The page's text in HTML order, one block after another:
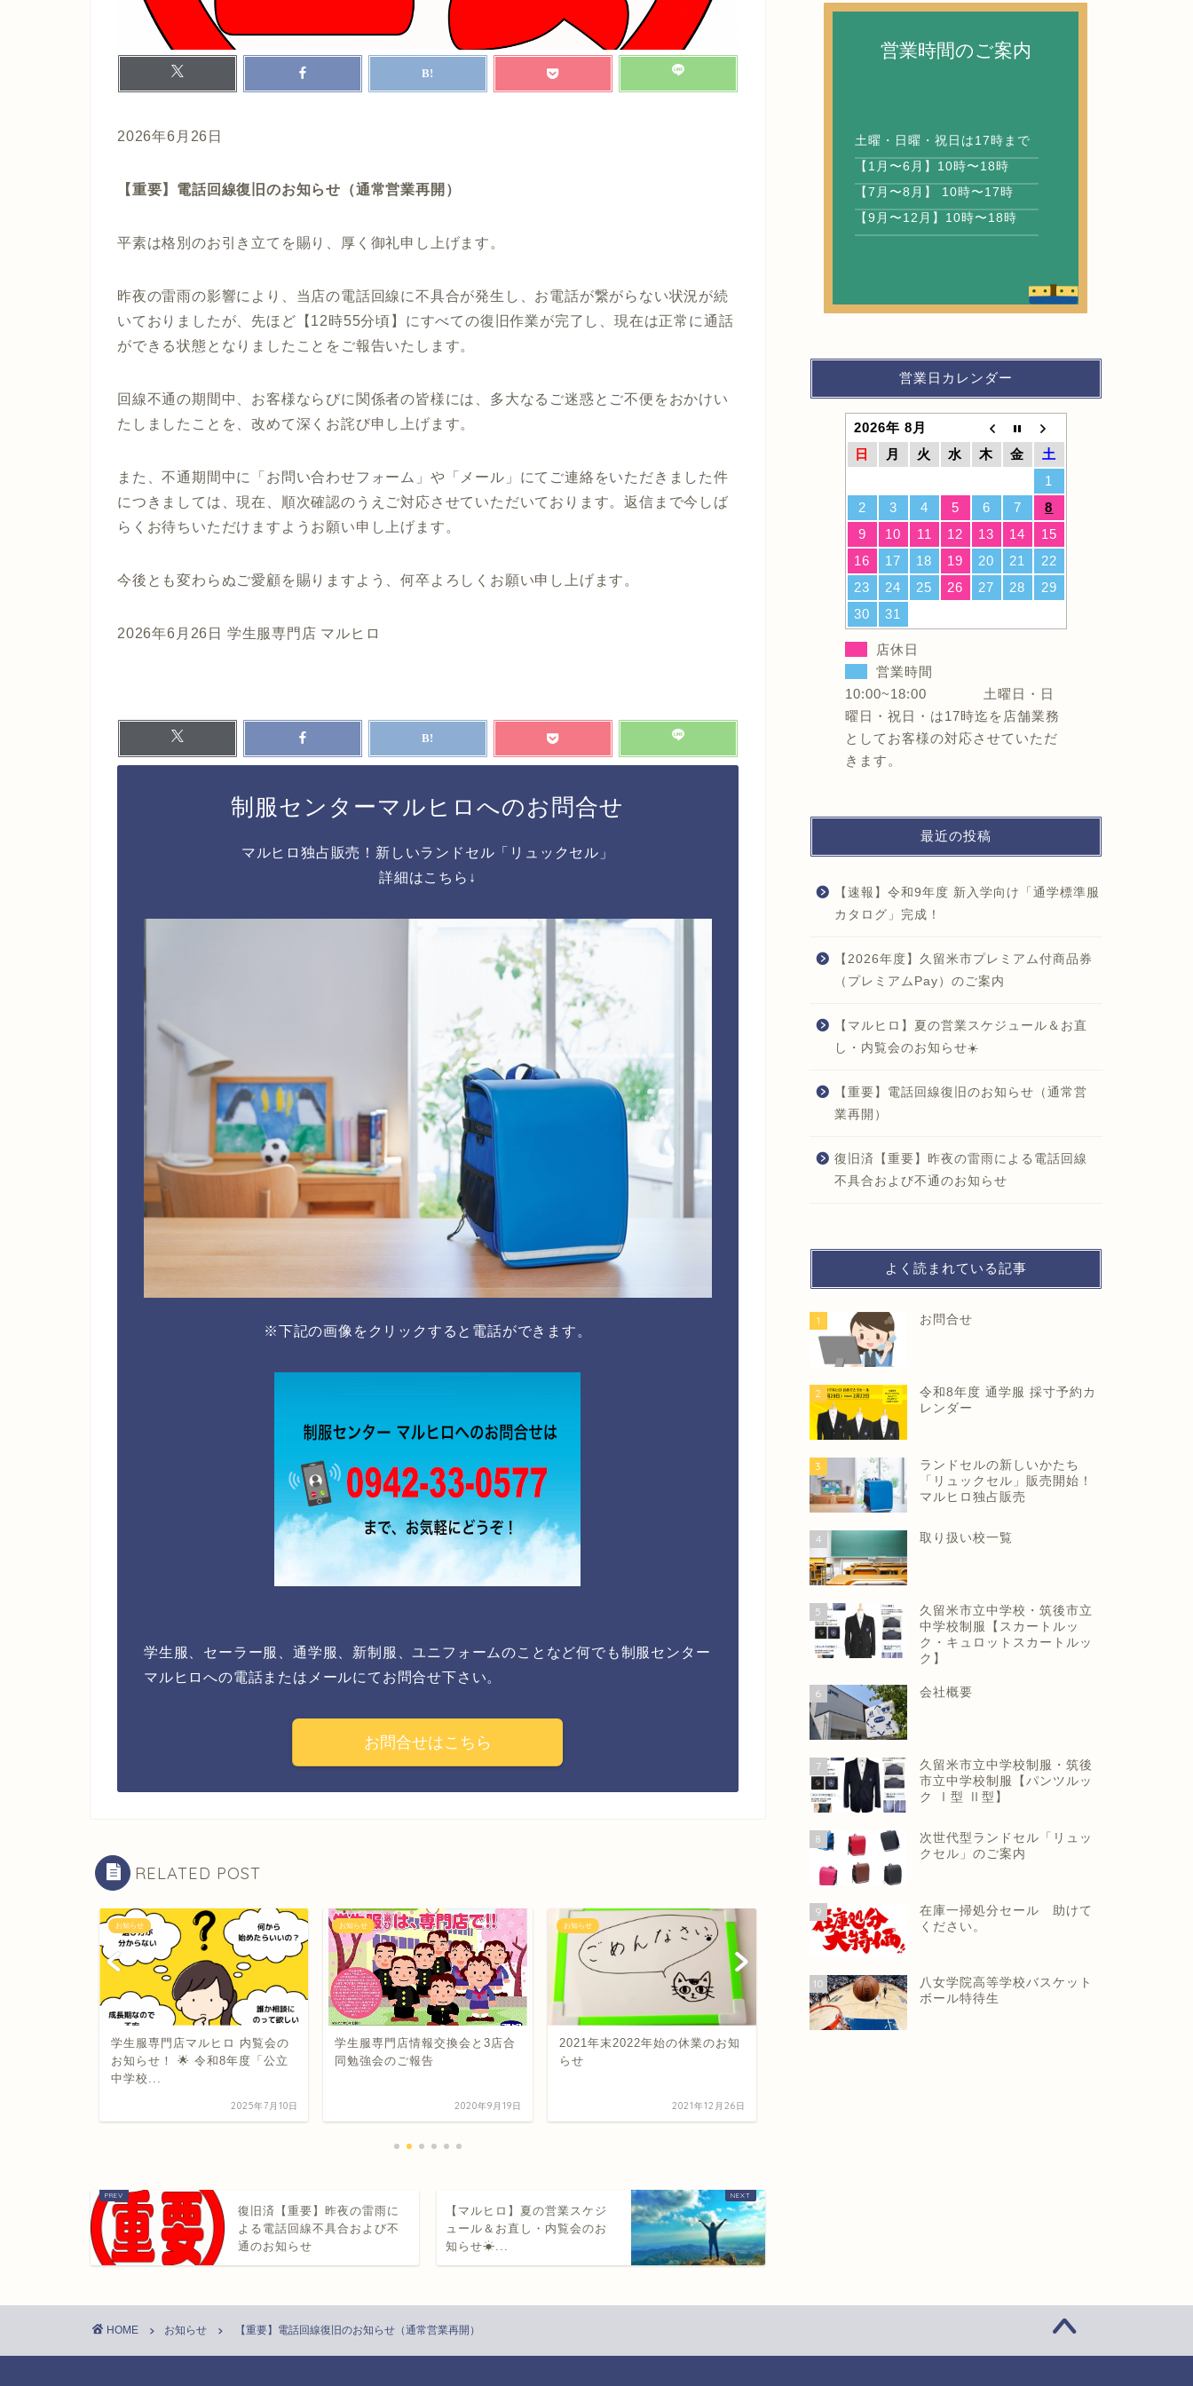
2026年6月26日
【重要】電話回線復旧のお知らせ（通常営業再開）
平素は格別のお引き立てを賜り、厚く御礼申し上げます。
昨夜の雷雨の影響により、当店の電話回線に不具合が発生し、お電話が繋がらない状況が続
いておりましたが、先ほど【12時55分頃】にすべての復旧作業が完了し、現在は正常に通話
ができる状態となりましたことをご報告いたします。
回線不通の期間中、お客様ならびに関係者の皆様には、多大なるご迷惑とご不便をおかけい
たしましたことを、改めて深くお詫び申し上げます。
また、不通期間中に「お問い合わせフォーム」や「メール」にてご連絡をいただきました件
につきましては、現在、順次確認のうえご対応させていただいております。返信まで今しば
らくお待ちいただけますようお願い申し上げます。
今後とも変わらぬご愛顧を賜りますよう、何卒よろしくお願い申し上げます。
2026年6月26日 学生服専門店 マルヒロ
制服センターマルヒロへのお問合せ
マルヒロ独占販売！新しいランドセル「リュックセル」
詳細はこちら↓
※下記の画像をクリックすると電話ができます。
学生服、セーラー服、通学服、新制服、ユニフォームのことなど何でも制服センター
マルヒロへの電話またはメールにてお問合せ下さい。
お問合せはこちら
RELATED POST
お知らせ
学生服専門店マルヒロ 内覧会の
お知らせ！ 🌟 令和8年度「公立
中学校...
2025年7月10日
お知らせ
学生服専門店情報交換会と3店合
同勉強会のご報告
2020年9月19日
お知らせ
2021年末2022年始の休業のお知
らせ
2021年12月26日
お知らせ
復旧済【重要】昨夜の雷雨に
よる電話回線不具合および不
通のお知らせ
【マルヒロ】夏の営業スケジ
ュール＆お直し・内覧会のお
知らせ☀...
営業時間のご案内
土曜・日曜・祝日は17時まで
【1月〜6月】10時〜18時
【7月〜8月】 10時〜17時
【9月〜12月】10時〜18時
営業日カレンダー
2026年 8月
日
月 火 水 木 金
土
1
2
3 4 5 6 7
8
9
10 11 12 13 14
15
16
17 18 19 20 21
22
23
24 25 26 27 28
29
30
31
店休日
営業時間
10:00~18:00 土曜日・日
曜日・祝日・は17時迄を店舗業務
としてお客様の対応させていただ
きます。
最近の投稿
【速報】令和9年度 新入学向け「通学標準服
カタログ」完成！
【2026年度】久留米市プレミアム付商品券
（プレミアムPay）のご案内
【マルヒロ】夏の営業スケジュール＆お直
し・内覧会のお知らせ☀️
【重要】電話回線復旧のお知らせ（通常営
業再開）
復旧済【重要】昨夜の雷雨による電話回線
不具合および不通のお知らせ
よく読まれている記事
1 お問合せ
2
令和8年度 通学服 採寸予約カ
レンダー
3
ランドセルの新しいかたち
「リュックセル」販売開始！
マルヒロ独占販売
4 取り扱い校一覧
5
久留米市立中学校・筑後市立
中学校制服【スカートルッ
ク・キュロットスカートルッ
ク】
6 会社概要
7
久留米市立中学校制服・筑後
市立中学校制服【パンツルッ
ク Ⅰ型 Ⅱ型】
8
次世代型ランドセル「リュッ
クセル」のご案内
9
在庫一掃処分セール 助けて
ください。
10
八女学院高等学校バスケット
ボール特待生
HOME お知らせ 【重要】電話回線復旧のお知らせ（通常営業再開）